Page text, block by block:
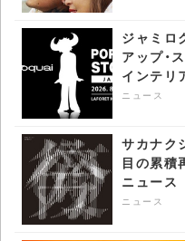
ジャミロ
アップ・
インテリ
ニュース
サカナク
目の累
ニュース
ニュース